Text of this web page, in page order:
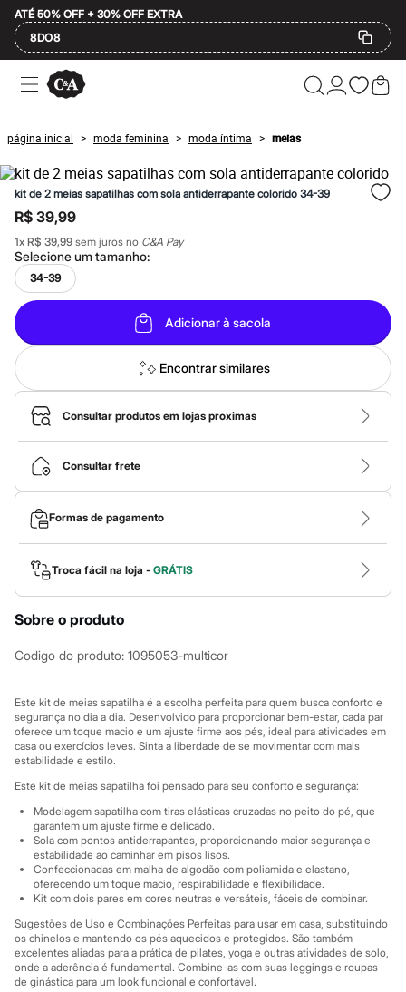
ATÉ 50% OFF + 30% OFF EXTRA
8DO8
Ofertas
Compre por Departamento
Masculino
Infantil
Calçados
Mindse7
Plus Size
Até 20% off
Até 40% off
Até 60% off
A partir de 60% off
Feminino
Em alta
Inverno
Alfaiataria
Novidades
Roupas
Blusas e Camisetas
Básicos
Calças
Casacos e Jaquetas
Jeans
Macacões
Saias
Shorts e Bermudas
Vestidos
Acessórios
Bolsas
Bonés e Chapéus
Bijoux
Cintos
Relógios
Botas
Sandálias
Sapatilhas
Tênis
Marcas
City
Clock House
Sawary
Yessica
Moda esportiva
Acessórios
Blusas
Calçados
Leggings
Shorts e Bermudas
Tops
Moda íntima
Calcinhas
página inicial > moda feminina > moda íntima > meias
kit de 2 meias sapatilhas com sola antiderrapante colorido 34-39
R$ 39,99
1x R$ 39,99 sem juros no C&A Pay
Selecione umtamanho:
34-39
Adicionar à sacola
Encontrar similares
Consultar produtos em lojas proximas
Consultar frete
Formas de pagamento
Troca fácil na loja - GRÁTIS
Sobre o produto
Codigo do produto: 1095053-multicor
Este kit de meias sapatilha é a escolha perfeita para quem busca conforto e
segurança no dia a dia. Desenvolvido para proporcionar bem-estar, cada par
oferece um toque macio e um ajuste firme aos pés, ideal para atividades em
casa ou exercícios leves. Sinta a liberdade de se movimentar com mais
estabilidade e estilo.
Este kit de meias sapatilha foi pensado para seu conforto e segurança:
Modelagem sapatilha com tiras elásticas cruzadas no peito do pé, que
garantem um ajuste firme e delicado.
Sola com pontos antiderrapantes, proporcionando maior segurança e
estabilidade ao caminhar em pisos lisos.
Confeccionadas em malha de algodão com poliamida e elastano,
oferecendo um toque macio, respirabilidade e flexibilidade.
Kit com dois pares em cores neutras e versáteis, fáceis de combinar.
Sugestões de Uso e Combinações Perfeitas para usar em casa, substituindo
os chinelos e mantendo os pés aquecidos e protegidos. São também
excelentes aliadas para a prática de pilates, yoga e outras atividades de solo,
onde a aderência é fundamental. Combine-as com suas leggings e roupas
de ginástica para um look funcional e confortável.